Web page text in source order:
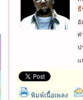
ธี
อั
ค่
ป
แ
พิมพ์เนื้อเพลง